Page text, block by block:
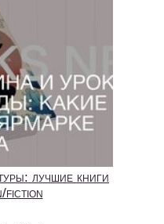
лучшие книги
fiction